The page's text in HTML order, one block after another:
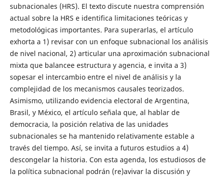
subnacionales (HRS). El texto discute nuestra comprensión
actual sobre la HRS e identifica limitaciones teóricas y
metodológicas importantes. Para superarlas, el artículo
exhorta a 1) revisar con un enfoque subnacional los análisis
de nivel nacional, 2) articular una aproximación subnacional
mixta que balancee estructura y agencia, e invita a 3)
sopesar el intercambio entre el nivel de análisis y la
complejidad de los mecanismos causales teorizados.
Asimismo, utilizando evidencia electoral de Argentina,
Brasil, y México, el artículo señala que, al hablar de
democracia, la posición relativa de las unidades
subnacionales se ha mantenido relativamente estable a
través del tiempo. Así, se invita a futuros estudios a 4)
descongelar la historia. Con esta agenda, los estudiosos de
la política subnacional podrán (re)avivar la discusión y